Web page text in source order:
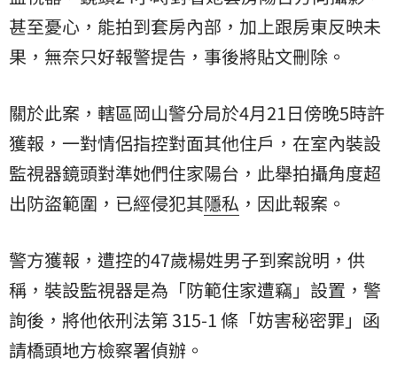
甚至憂心，能拍到套房內部，加上跟房東反映未
果，無奈只好報警提告，事後將貼文刪除。
關於此案，轄區岡山警分局於4月21日傍晚5時許
獲報，一對情侶指控對面其他住戶，在室內裝設
監視器鏡頭對準她們住家陽台，此舉拍攝角度超
出防盜範圍，已經侵犯其隱私 ，因此報案。
警方獲報，遭控的47歲楊姓男子到案說明，供
稱，裝設監視器是為「防範住家遭竊」設置，警
詢後，將他依刑法第 315-1 條「妨害秘密罪」函
請橋頭地方檢察署偵辦。